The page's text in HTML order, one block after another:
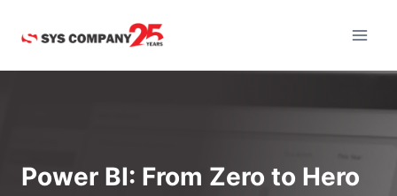
Power BI: From Zero to Hero